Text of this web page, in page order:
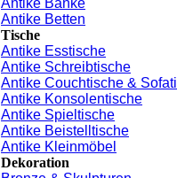
Antike Bänke
Antike Betten
Tische
Antike Esstische
Antike Schreibtische
Antike Couchtische &
Antike Konsolentische
Antike Spieltische
Antike Beistelltische
Antike Kleinmöbel
Dekoration